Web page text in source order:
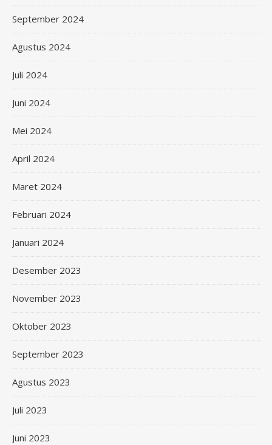
September 2024
Agustus 2024
Juli 2024
Juni 2024
Mei 2024
April 2024
Maret 2024
Februari 2024
Januari 2024
Desember 2023
November 2023
Oktober 2023
September 2023
Agustus 2023
Juli 2023
Juni 2023